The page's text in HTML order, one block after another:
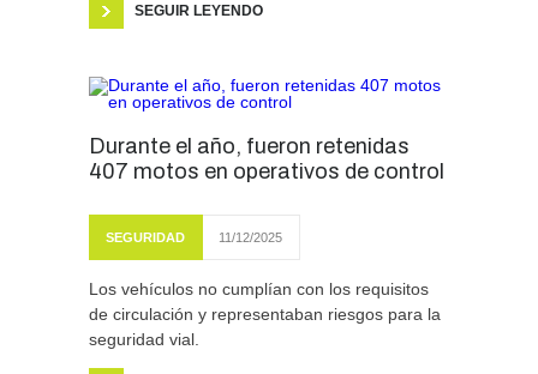
SEGUIR LEYENDO
Durante el año, fueron retenidas
407 motos en operativos de control
SEGURIDAD 11/12/2025
Los vehículos no cumplían con los requisitos
de circulación y representaban riesgos para la
seguridad vial.